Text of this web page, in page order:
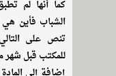
كما أنها لم
تنص على
للمكتب قبل شهر